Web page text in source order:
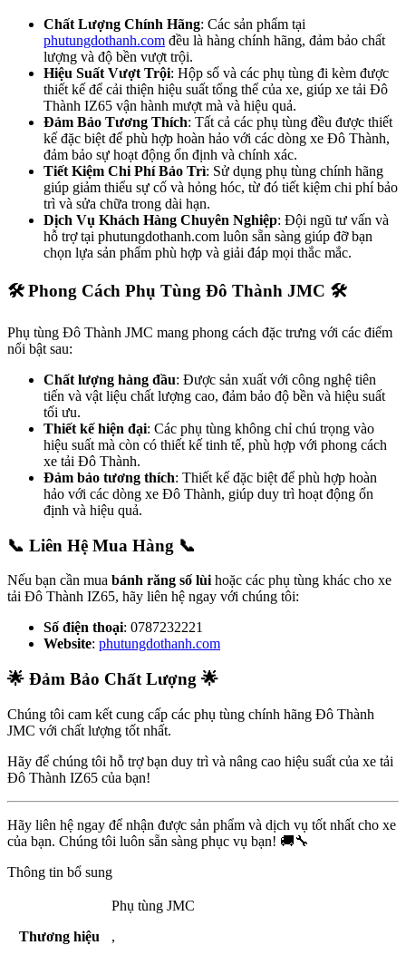
Chất Lượng Chính Hãng: Các sản phẩm tại
phutungdothanh.com đều là hàng chính hãng, đảm bảo chất
lượng và độ bền vượt trội.
Hiệu Suất Vượt Trội: Hộp số và các phụ tùng đi kèm được
thiết kế để cải thiện hiệu suất tổng thể của xe, giúp xe tải Đô
Thành IZ65 vận hành mượt mà và hiệu quả.
Đảm Bảo Tương Thích: Tất cả các phụ tùng đều được thiết
kế đặc biệt để phù hợp hoàn hảo với các dòng xe Đô Thành,
đảm bảo sự hoạt động ổn định và chính xác.
Tiết Kiệm Chi Phí Bảo Trì: Sử dụng phụ tùng chính hãng
giúp giảm thiểu sự cố và hỏng hóc, từ đó tiết kiệm chi phí bảo
trì và sửa chữa trong dài hạn.
Dịch Vụ Khách Hàng Chuyên Nghiệp: Đội ngũ tư vấn và
hỗ trợ tại phutungdothanh.com luôn sẵn sàng giúp đỡ bạn
chọn lựa sản phẩm phù hợp và giải đáp mọi thắc mắc.
🛠️ Phong Cách Phụ Tùng Đô Thành JMC 🛠️
Phụ tùng Đô Thành JMC mang phong cách đặc trưng với các điểm
nổi bật sau:
Chất lượng hàng đầu: Được sản xuất với công nghệ tiên
tiến và vật liệu chất lượng cao, đảm bảo độ bền và hiệu suất
tối ưu.
Thiết kế hiện đại: Các phụ tùng không chỉ chú trọng vào
hiệu suất mà còn có thiết kế tinh tế, phù hợp với phong cách
xe tải Đô Thành.
Đảm bảo tương thích: Thiết kế đặc biệt để phù hợp hoàn
hảo với các dòng xe Đô Thành, giúp duy trì hoạt động ổn
định và hiệu quả.
📞 Liên Hệ Mua Hàng 📞
Nếu bạn cần mua bánh răng số lùi hoặc các phụ tùng khác cho xe
tải Đô Thành IZ65, hãy liên hệ ngay với chúng tôi:
Số điện thoại: 0787232221
Website: phutungdothanh.com
🌟 Đảm Bảo Chất Lượng 🌟
Chúng tôi cam kết cung cấp các phụ tùng chính hãng Đô Thành
JMC với chất lượng tốt nhất.
Hãy để chúng tôi hỗ trợ bạn duy trì và nâng cao hiệu suất của xe tải
Đô Thành IZ65 của bạn!
Hãy liên hệ ngay để nhận được sản phẩm và dịch vụ tốt nhất cho xe
của bạn. Chúng tôi luôn sẵn sàng phục vụ bạn! 🚚🔧
Thông tin bổ sung
Thương hiệu
Phụ tùng JMC
,